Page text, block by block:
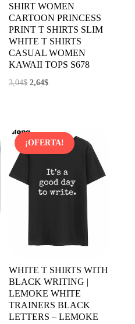
SHIRT WOMEN
CARTOON PRINCESS
PRINT T SHIRTS SLIM
WHITE T SHIRTS
CASUAL WOMEN
KAWAII TOPS S678
3,04$ El
3,04$.
2,64$El
2,64$.
¡OFERTA!
WHITE T SHIRTS WITH
BLACK WRITING |
LEMOKE WHITE
TRAINERS BLACK
LETTERS – LEMOKE